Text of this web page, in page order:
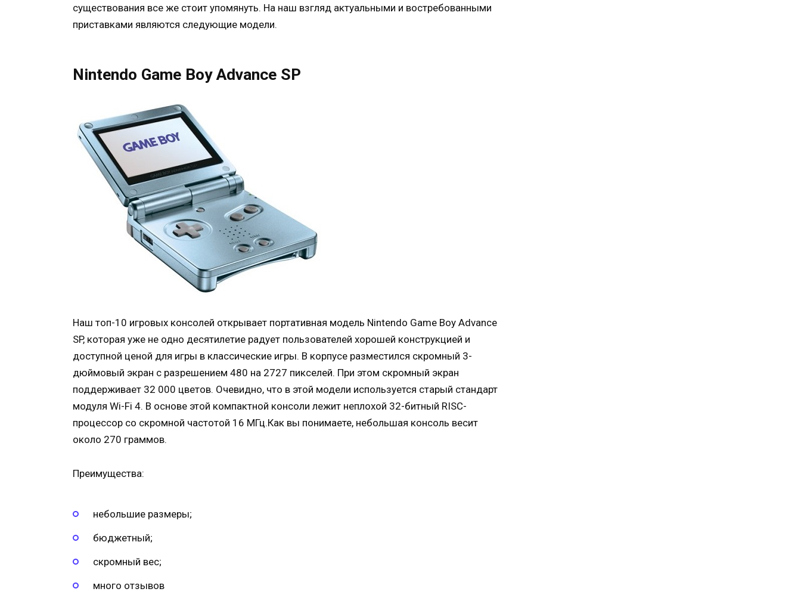
существования все же стоит упомянуть. На наш взгляд актуальными и востребованными
приставками являются следующие модели.
Nintendo Game Boy Advance SP
Наш топ-10 игровых консолей открывает портативная модель Nintendo Game Boy Advance
SP, которая уже не одно десятилетие радует пользователей хорошей конструкцией и
доступной ценой для игры в классические игры. В корпусе разместился скромный 3-
дюймовый экран с разрешением 480 на 2727 пикселей. При этом скромный экран
поддерживает 32 000 цветов. Очевидно, что в этой модели используется старый стандарт
модуля Wi-Fi 4. В основе этой компактной консоли лежит неплохой 32-битный RISC-
процессор со скромной частотой 16 МГц.Как вы понимаете, небольшая консоль весит
около 270 граммов.
Преимущества:
небольшие размеры;
бюджетный;
скромный вес;
много отзывов